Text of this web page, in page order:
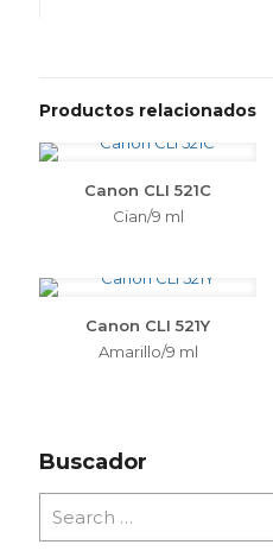
Productos relacionados
Canon CLI 521C
Cian/9 ml
Canon CLI 521Y
Amarillo/9 ml
Buscador